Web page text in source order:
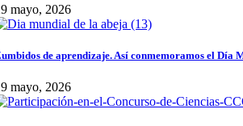
mayo, 2026
de aprendizaje. Así conmemoramos el Día
mayo, 2026